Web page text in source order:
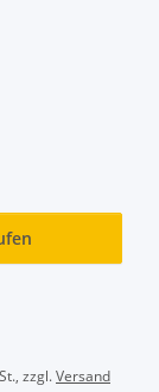
zzgl.Versand